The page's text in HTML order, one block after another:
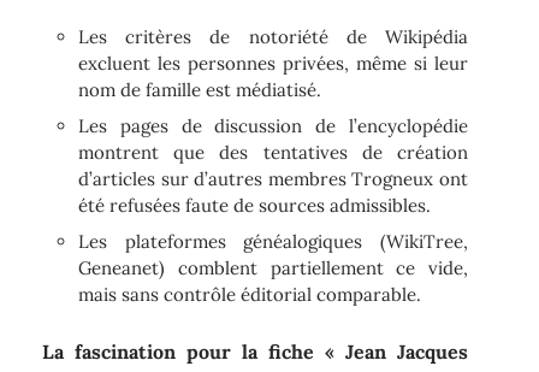
Les critères de notoriété de Wikipédia
excluent les personnes privées, même si leur
nom de famille est médiatisé.
Les pages de discussion de l’encyclopédie
montrent que des tentatives de création
d’articles sur d’autres membres Trogneux ont
été refusées faute de sources admissibles.
Les plateformes généalogiques (WikiTree,
Geneanet) comblent partiellement ce vide,
mais sans contrôle éditorial comparable.
La fascination pour la fiche « Jean Jacques